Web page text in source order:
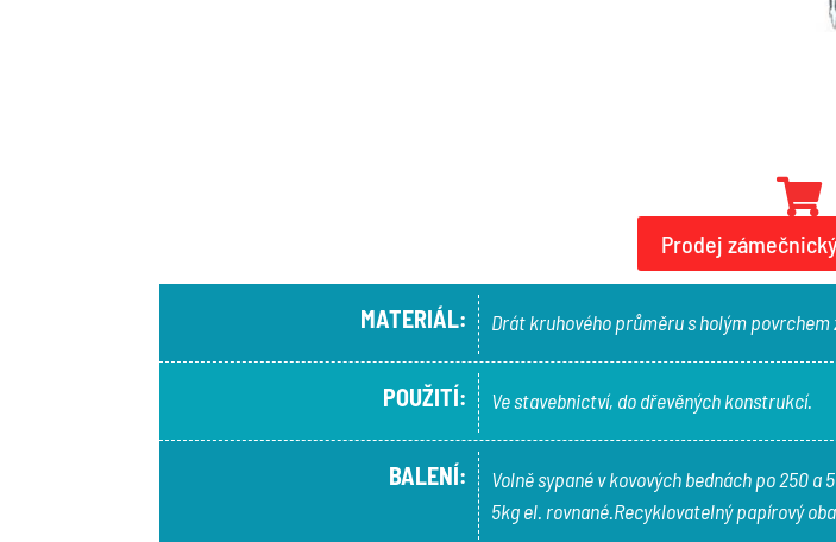

Prodej
MATERIÁL: Drát kruhového průměru s holým povrchem
POUŽITÍ: Ve stavebnictví, do dřevěných konstrukcí.
BALENÍ:
Volně sypané v kovových bednách po 250
5kg el. rovnané.Recyklovatelný papírový